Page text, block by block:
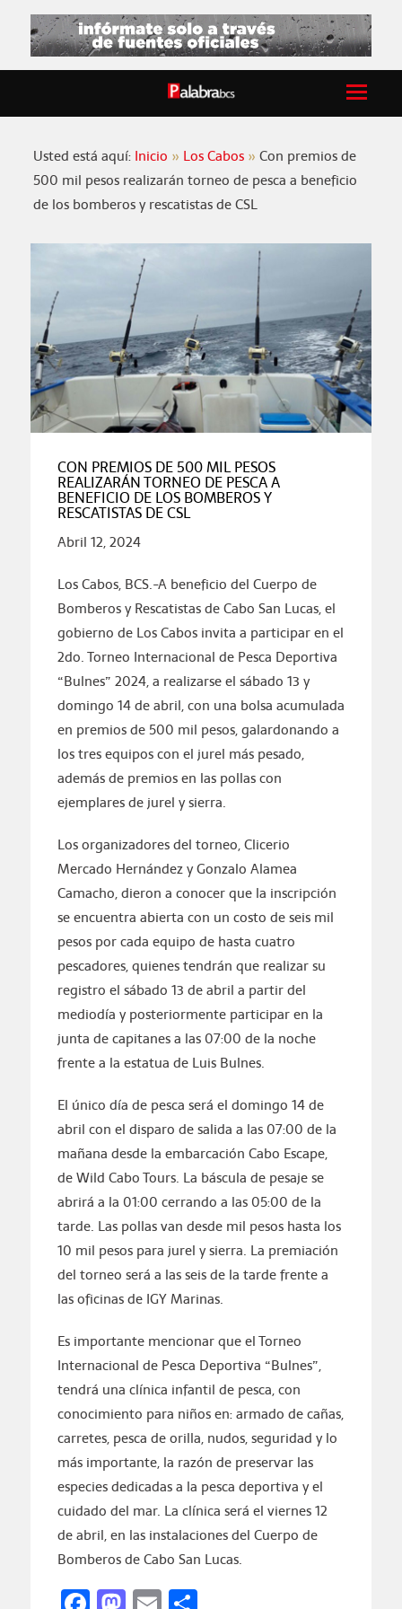
Usted está aquí: Inicio Los Cabos
Con premios de
500 mil pesos realizarán torneo de pesca a beneficio
de los bomberos y rescatistas de CSL
CON PREMIOS DE 500 MIL PESOS
REALIZARÁN TORNEO DE PESCA A
BENEFICIO DE LOS BOMBEROS Y
RESCATISTAS DE CSL
Abril 12, 2024
Los Cabos, BCS.-A beneficio del Cuerpo de
Bomberos y Rescatistas de Cabo San Lucas, el
gobierno de Los Cabos invita a participar en el
2do. Torneo Internacional de Pesca Deportiva
“Bulnes” 2024, a realizarse el sábado 13 y
domingo 14 de abril, con una bolsa acumulada
en premios de 500 mil pesos, galardonando a
los tres equipos con el jurel más pesado,
además de premios en las pollas con
ejemplares de jurel y sierra.
Los organizadores del torneo, Clicerio
Mercado Hernández y Gonzalo Alamea
Camacho, dieron a conocer que la inscripción
se encuentra abierta con un costo de seis mil
pesos por cada equipo de hasta cuatro
pescadores, quienes tendrán que realizar su
registro el sábado 13 de abril a partir del
mediodía y posteriormente participar en la
junta de capitanes a las 07:00 de la noche
frente a la estatua de Luis Bulnes.
El único día de pesca será el domingo 14 de
abril con el disparo de salida a las 07:00 de la
mañana desde la embarcación Cabo Escape,
de Wild Cabo Tours. La báscula de pesaje se
abrirá a la 01:00 cerrando a las 05:00 de la
tarde. Las pollas van desde mil pesos hasta los
10 mil pesos para jurel y sierra. La premiación
del torneo será a las seis de la tarde frente a
las oficinas de IGY Marinas.
Es importante mencionar que el Torneo
Internacional de Pesca Deportiva “Bulnes”,
tendrá una clínica infantil de pesca, con
conocimiento para niños en: armado de cañas,
carretes, pesca de orilla, nudos, seguridad y lo
más importante, la razón de preservar las
especies dedicadas a la pesca deportiva y el
cuidado del mar. La clínica será el viernes 12
de abril, en las instalaciones del Cuerpo de
Bomberos de Cabo San Lucas.